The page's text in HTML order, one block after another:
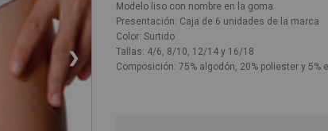
❯
Modelo liso con nombre en la goma
Presentación: Caja de 6 unidades de la marca
Color: Surtido
Tallas: 4/6, 8/10, 12/14 y 16/18
Composición: 75% algodón, 20% poliester y 5%